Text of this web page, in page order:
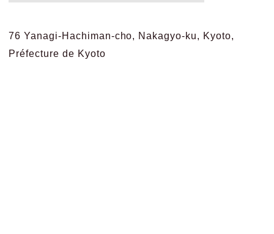
76 Yanagi-Hachiman-cho, Nakagyo-ku, Kyoto,
Préfecture de Kyoto